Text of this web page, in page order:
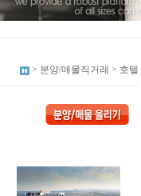
> 분양/매물직거래 > 호텔